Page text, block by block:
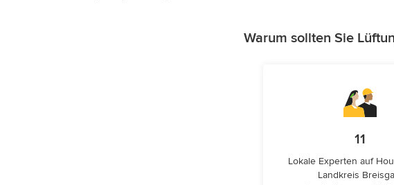
Warum sollten Sie
11
Lokale Experten auf
Landkreis